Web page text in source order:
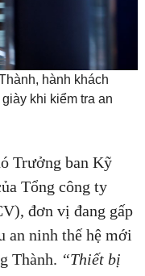
hành khách
khi kiểm tra an
Trưởng ban Kỹ
Tổng công ty
đơn vị đang gấp
an ninh thế hệ mới
Thành. “Thiết bị
PHÍ